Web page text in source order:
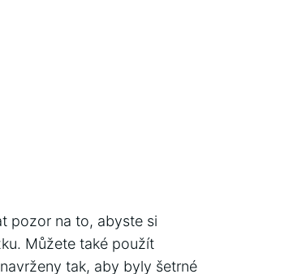
pozor na to, abyste si
Můžete také použít
tak, aby byly šetrné